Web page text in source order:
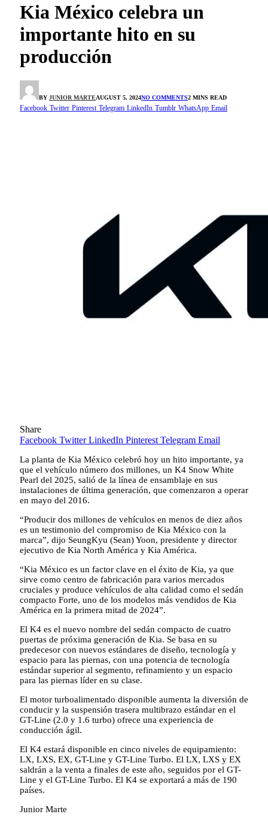
Kia México celebra un
importante hito en su
producción
BY JUNIOR MARTEAUGUST 5, 2024NO COMMENTS2 MINS READ
Facebook Twitter Pinterest Telegram LinkedIn Tumblr WhatsApp Email
Share
Facebook Twitter LinkedIn Pinterest Telegram Email
La planta de Kia México celebró hoy un hito importante, ya
que el vehículo número dos millones, un K4 Snow White
Pearl del 2025, salió de la línea de ensamblaje en sus
instalaciones de última generación, que comenzaron a operar
en mayo del 2016.
“Producir dos millones de vehículos en menos de diez años
es un testimonio del compromiso de Kia México con la
marca”, dijo SeungKyu (Sean) Yoon, presidente y director
ejecutivo de Kia North América y Kia América.
“Kia México es un factor clave en el éxito de Kia, ya que
sirve como centro de fabricación para varios mercados
cruciales y produce vehículos de alta calidad como el sedán
compacto Forte, uno de los modelos más vendidos de Kia
América en la primera mitad de 2024”.
El K4 es el nuevo nombre del sedán compacto de cuatro
puertas de próxima generación de Kia. Se basa en su
predecesor con nuevos estándares de diseño, tecnología y
espacio para las piernas, con una potencia de tecnología
estándar superior al segmento, refinamiento y un espacio
para las piernas líder en su clase.
El motor turboalimentado disponible aumenta la diversión de
conducir y la suspensión trasera multibrazo estándar en el
GT-Line (2.0 y 1.6 turbo) ofrece una experiencia de
conducción ágil.
El K4 estará disponible en cinco niveles de equipamiento:
LX, LXS, EX, GT-Line y GT-Line Turbo. El LX, LXS y EX
saldrán a la venta a finales de este año, seguidos por el GT-
Line y el GT-Line Turbo. El K4 se exportará a más de 190
países.
Junior Marte